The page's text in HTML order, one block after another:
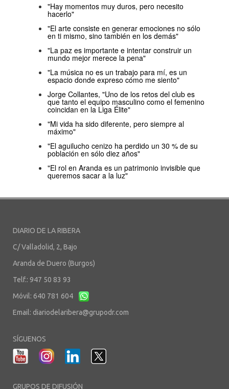
"Hay momentos muy duros, pero necesito
hacerlo"
"El arte consiste en generar emociones no sólo
en ti mismo, sino también en los demás"
"La paz es importante e intentar construir un
mundo mejor merece la pena"
"La música no es un trabajo para mí, es un
espacio donde expreso cómo me siento"
Jorge Collantes, "Uno de los retos del club es
que tanto el equipo masculino como el femenino
coincidan en la Liga Élite"
"Mi vida ha sido diferente, pero siempre al
máximo"
"El aguilucho cenizo ha perdido un 30 % de su
población en sólo diez años"
"El rol en Aranda es un patrimonio invisible que
queremos sacar a la luz"
DIARIO DE LA RIBERA
C/ Valladolid, 2, Bajo
Aranda de Duero (Burgos)
Telf.: 947 50 83 93
Móvil: 640 781 604
Email: diariodelaribera@grupodr.com
SÍGUENOS
GRUPOS DE DIFUSIÓN